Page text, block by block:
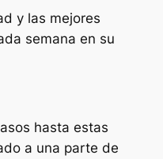
y las mejores
semana en su
hasta estas
a una parte de